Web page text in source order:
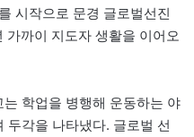
시작으로 문경 글로벌선진
까이 지도자 생활을 이어오
학업을 병행해 운동하는 야
두각을 나타냈다. 글로벌 선